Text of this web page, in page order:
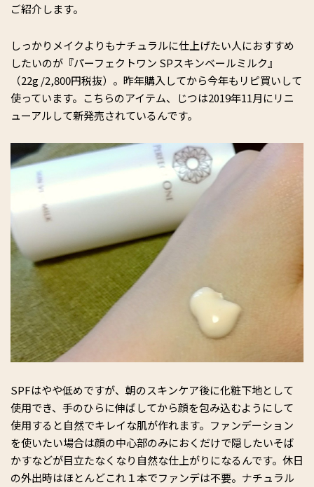
ご紹介します。
しっかりメイクよりもナチュラルに仕上げたい人におすすめ
したいのが『パーフェクトワン SPスキンベールミルク』
（22g /2,800円税抜）。昨年購入してから今年もリピ買いして
使っています。こちらのアイテム、じつは2019年11月にリニ
ューアルして新発売されているんです。
SPFはやや低めですが、朝のスキンケア後に化粧下地として
使用でき、手のひらに伸ばしてから顔を包み込むようにして
使用すると自然でキレイな肌が作れます。ファンデーション
を使いたい場合は顔の中心部のみにおくだけで隠したいそば
かすなどが目立たなくなり自然な仕上がりになるんです。休日
の外出時はほとんどこれ１本でファンデは不要。ナチュラル